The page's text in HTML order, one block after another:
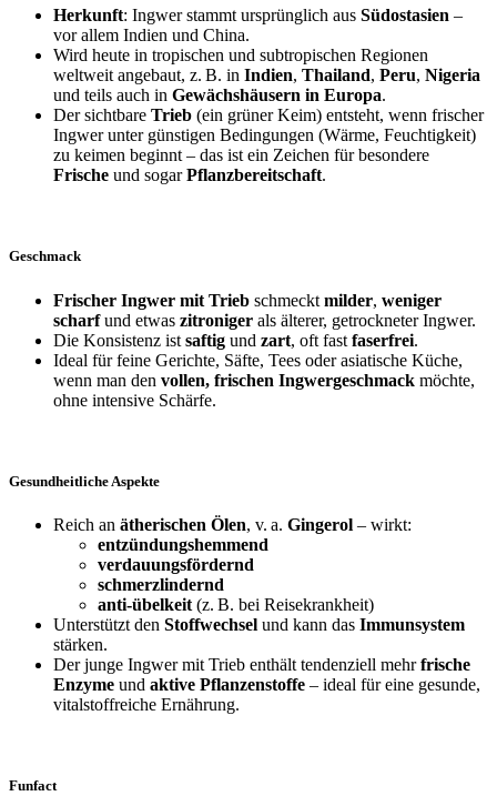
Herkunft: Ingwer stammt ursprünglich aus Südostasien –
vor allem Indien und China.
Wird heute in tropischen und subtropischen Regionen
weltweit angebaut, z. B. in Indien, Thailand, Peru, Nigeria
und teils auch in Gewächshäusern in Europa.
Der sichtbare Trieb (ein grüner Keim) entsteht, wenn frischer
Ingwer unter günstigen Bedingungen (Wärme, Feuchtigkeit)
zu keimen beginnt – das ist ein Zeichen für besondere
Frische und sogarPflanzbereitschaft.
Geschmack
Frischer Ingwer mit Trieb schmeckt milder, weniger
scharfund etwas zitroniger als älterer, getrockneter Ingwer.
Die Konsistenz ist saftig und zart, oft fast faserfrei.
Ideal für feine Gerichte, Säfte, Tees oder asiatische Küche,
wenn man den vollen, frischen Ingwergeschmack möchte,
ohne intensive Schärfe.
Gesundheitliche Aspekte
Reich an ätherischen Ölen, v. a. Gingerol – wirkt:
entzündungshemmend
verdauungsfördernd
schmerzlindernd
anti-übelkeit (z. B. bei Reisekrankheit)
Unterstützt den Stoffwechsel und kann das Immunsystem
stärken.
Der junge Ingwer mit Trieb enthält tendenziell mehrfrische
Enzyme und aktive Pflanzenstoffe – ideal für eine gesunde,
vitalstoffreiche Ernährung.
Funfact